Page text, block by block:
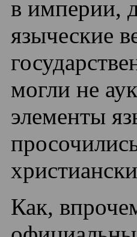
в империи,
языческие
могли не
элементы
Как,